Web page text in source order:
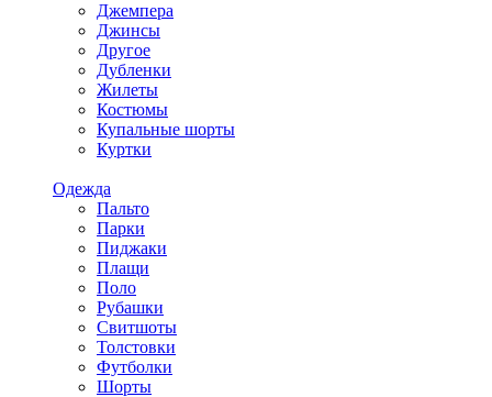
Джемпера
Джинсы
Другое
Дубленки
Жилеты
Костюмы
Купальные шорты
Куртки
Одежда
Пальто
Парки
Пиджаки
Плащи
Поло
Рубашки
Свитшоты
Толстовки
Футболки
Шорты